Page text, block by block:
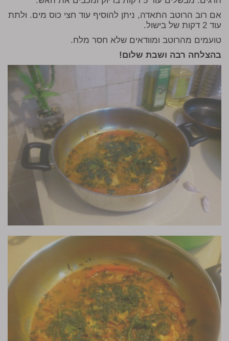
אם רוב הרוטב התאדה, ניתן להוסיף עוד חצי כוס מים. ולתת
עוד 2 דקות של בישול.
טועמים מהרוטב ומוודאים שלא חסר מלח.
בהצלחה רבה ושבת שלום!